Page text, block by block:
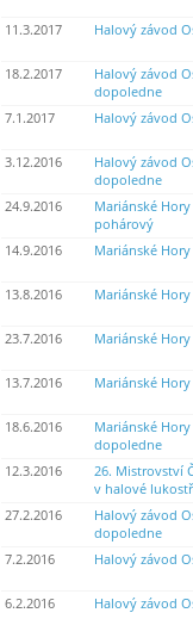
11.3.2017 Halový závod
18.2.2017
Halový závod
dopoledne
7.1.2017 Halový závod
3.12.2016
Halový závod
dopoledne
24.9.2016
Mariánské
pohárový
14.9.2016 Mariánské
13.8.2016 Mariánské
23.7.2016 Mariánské
13.7.2016 Mariánské
18.6.2016
Mariánské
dopoledne
12.3.2016
26. Mistrovství
v halové
27.2.2016
Halový závod
dopoledne
7.2.2016 Halový závod
6.2.2016 Halový závod